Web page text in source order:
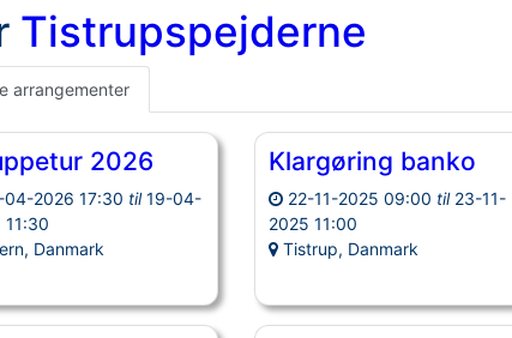
Tistrupspejderne
arrangementer
2026
04-2026 17:30 til 19-04-
11:30
Danmark
Klargøring banko
22-11-2025 09:00 til 23-11-
2025 11:00
Tistrup, Danmark